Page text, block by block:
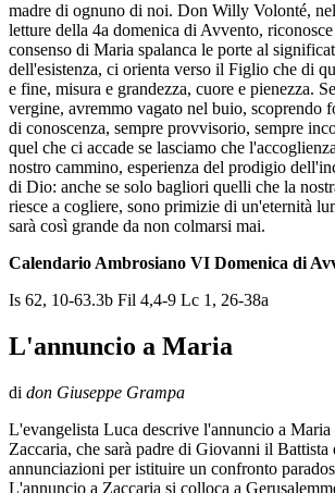
madre di ognuno di noi. Don Willy Volonté,
letture della 4a domenica di Avvento,
consenso di Maria spalanca le porte al
dell'esistenza, ci orienta verso il Figlio che di
e fine, misura e grandezza, cuore e pienezza.
vergine, avremmo vagato nel buio, scoprendo
di conoscenza, sempre provvisorio, sempre
quel che ci accade se lasciamo che
nostro cammino, esperienza del prodigio
di Dio: anche se solo bagliori quelli che la
riesce a cogliere, sono primizie di un'eternità
sarà così grande da non colmarsi mai.
Calendario Ambrosiano VI Domenica di
Is 62, 10-63.3b Fil 4,4-9 Lc 1, 26-38a
L'annuncio a Maria
di don Giuseppe Grampa
L'evangelista Luca descrive l'annuncio a
Zaccaria, che sarà padre di Giovanni il Battista
annunciazioni per istituire un confronto
L'annuncio a Zaccaria si colloca a